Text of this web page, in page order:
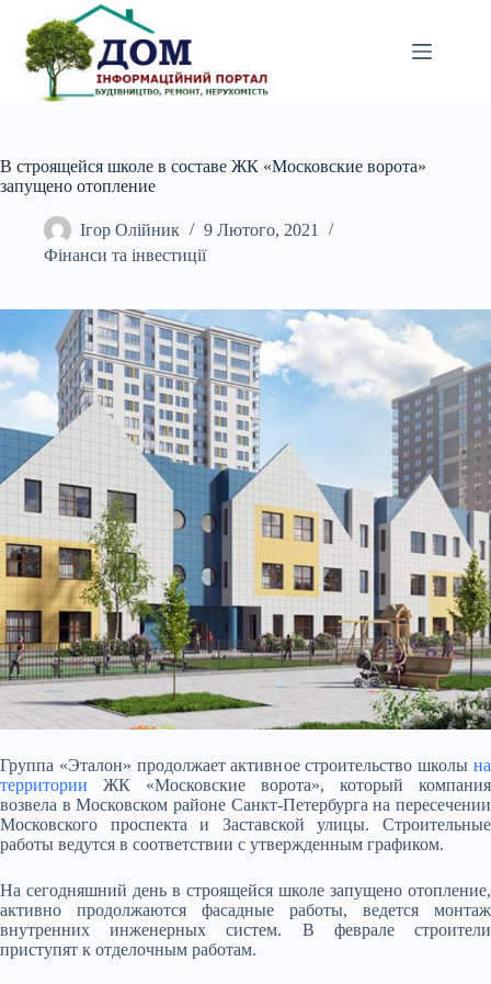
вмісту
В строящейся школе в составе ЖК «Московские ворота»
запущено отопление
Ігор Олійник
9 Лютого, 2021
Фінанси та інвестиції
Группа «Эталон» продолжает активное строительство школы на
территории ЖК «Московские ворота», который компания
возвела в Московском районе Санкт-Петербурга на пересечении
Московского проспекта и Заставской улицы. Строительные
работы ведутся в соответствии с утвержденным графиком.
На сегодняшний день в строящейся школе запущено отопление,
активно продолжаются фасадные работы, ведется монтаж
внутренних инженерных систем. В феврале строители
приступят к отделочным работам.